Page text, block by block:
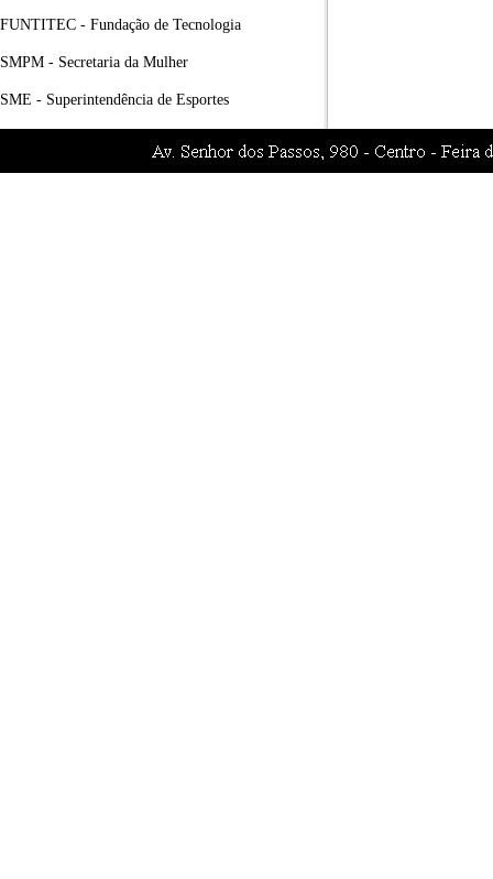
FUNTITEC - Fundação de Tecnologia
SMPM - Secretaria da Mulher
SME - Superintendência de Esportes